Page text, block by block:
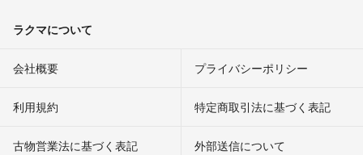
ラクマについて
会社概要 プライバシーポリシー
利用規約 特定商取引法に基づく表記
古物営業法に基づく表記 外部送信について